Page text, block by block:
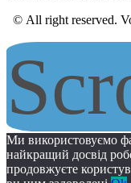
© All right reserved.
Ми використовуємо
найкращий досвід
продовжуєте